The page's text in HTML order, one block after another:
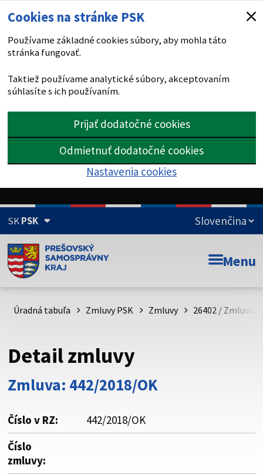
Cookies na stránke PSK
Používame základné cookies súbory, aby mohla táto
stránka fungovať.
Taktiež používame analytické súbory, akceptovaním
súhlasíte s ich používaním.
Prijať dodatočné cookies
Odmietnuť dodatočné cookies
Nastavenia cookies
SKPSK
Doména psk.sk je oficiálna
Toto je oficiálna webová stránka Prešovského
psk.sk.
Buďte pozorní a vždy sa uistite, že zdieľate informácie iba
cez zabezpečenú webovú stránku. Zabezpečená stránka
vždy začína https:// pred názvom domény webového sídla.
Menu
Úradná tabuľa Zmluvy PSK Zmluvy 26402 / Zmluva
Detail zmluvy
Zmluva: 442/2018/OK
Číslo v RZ:
442/2018/OK
Číslo
zmluvy: